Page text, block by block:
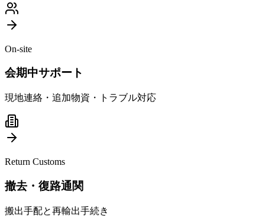
On-site
会期中サポート
現地連絡・追加物資・トラブル対応
Return Customs
撤去・復路通関
搬出手配と再輸出手続き